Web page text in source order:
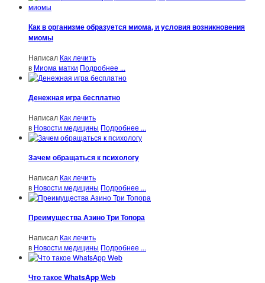
Как в организме образуется миома, и условия возникновения
миомы
Написал Как лечить
в Миома матки Подробнее ...
Денежная игра бесплатно
Написал Как лечить
в Новости медицины Подробнее ...
Зачем обращаться к психологу
Написал Как лечить
в Новости медицины Подробнее ...
Преимущества Азино Три Топора
Написал Как лечить
в Новости медицины Подробнее ...
Что такое WhatsApp Web